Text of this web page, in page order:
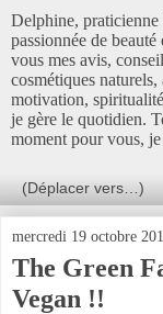
Delphine, praticienne
passionnée de
vous mes avis,
cosmétiques naturels,
motivation,
je gère le quotidien.
moment pour vous,
mercredi 19 octobre
The Green
Vegan !!